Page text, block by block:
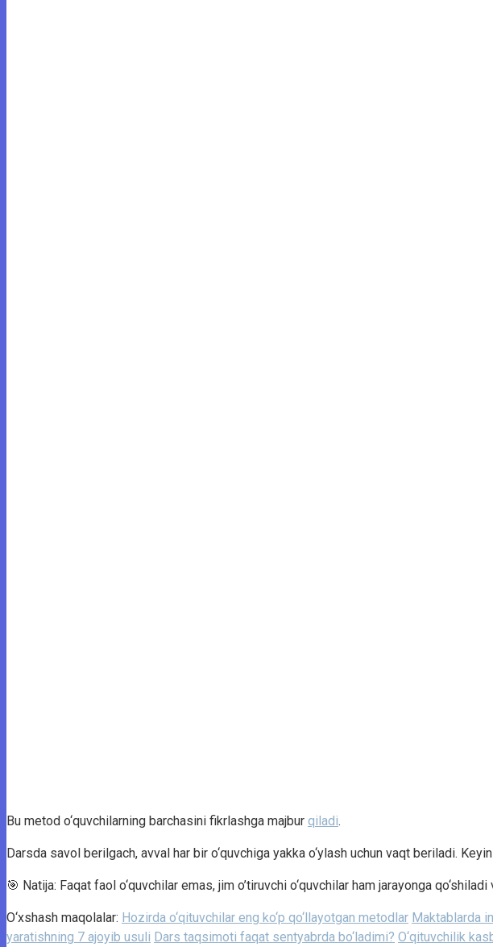
Bu metod o‘quvchilarning barchasini fikrlashga majbur qiladi.
Darsda savol berilgach, avval har bir o‘quvchiga yakka o‘ylash uchun vaqt beriladi.
🎯 Natija: Faqat faol o‘quvchilar emas, jim o’tiruvchi o‘quvchilar ham jarayonga
O‘xshash maqolalar: Hozirda o‘qituvchilar eng ko‘p qo‘llayotgan metodlar Maktablarda
yaratishning 7 ajoyib usuli Dars taqsimoti faqat sentyabrda bo‘ladimi? O‘qituvchilik